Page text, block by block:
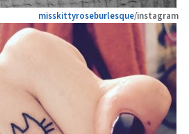
misskittyroseburlesque/instagram